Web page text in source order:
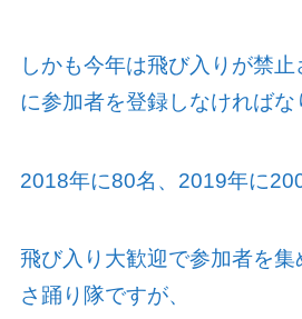
しかも今年は飛び入りが禁
に参加者を登録しなければな
2018年に80名、 2019年に
飛び入り大歓迎で参加者を
さ踊り隊ですが、